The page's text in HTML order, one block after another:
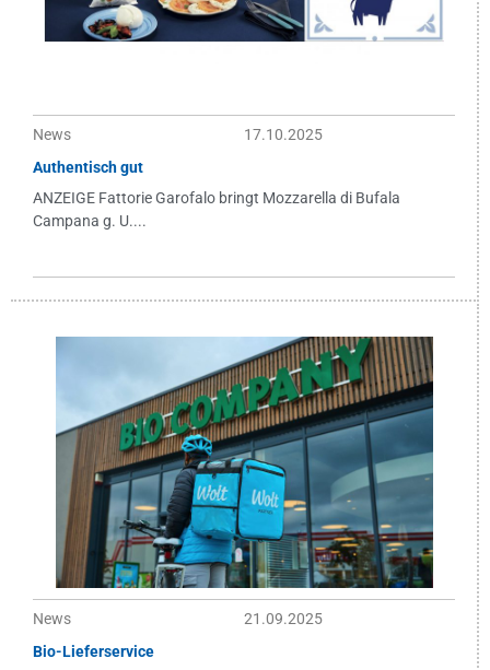
News
17.10.2025
Authentisch gut
ANZEIGE Fattorie Garofalo bringt Mozzarella di Bufala
Campana g. U....
News
21.09.2025
Bio-Lieferservice